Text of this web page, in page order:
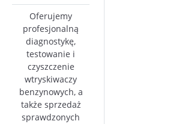
Oferujemy
profesjonalną
diagnostykę,
testowanie i
czyszczenie
wtryskiwaczy
benzynowych, a
także sprzedaż
sprawdzonych